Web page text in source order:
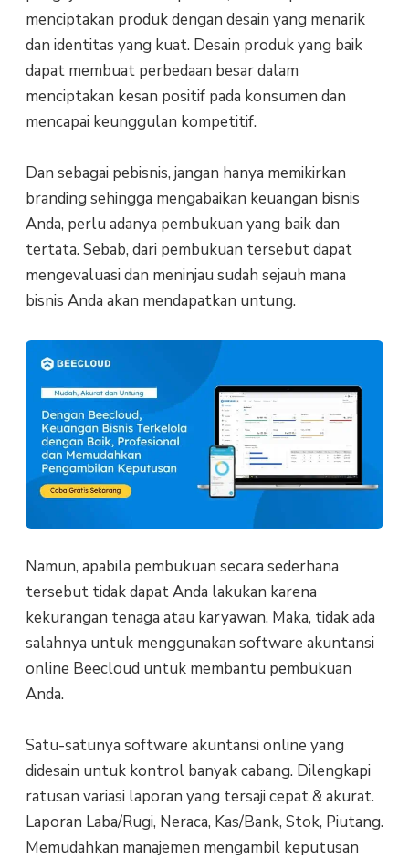
menciptakan produk dengan desain yang menarik
dan identitas yang kuat. Desain produk yang baik
dapat membuat perbedaan besar dalam
menciptakan kesan positif pada konsumen dan
mencapai keunggulan kompetitif.
Dan sebagai pebisnis, jangan hanya memikirkan
branding sehingga mengabaikan keuangan bisnis
Anda, perlu adanya pembukuan yang baik dan
tertata. Sebab, dari pembukuan tersebut dapat
mengevaluasi dan meninjau sudah sejauh mana
bisnis Anda akan mendapatkan untung.
Namun, apabila pembukuan secara sederhana
tersebut tidak dapat Anda lakukan karena
kekurangan tenaga atau karyawan. Maka, tidak ada
salahnya untuk menggunakan software akuntansi
online Beecloud untuk membantu pembukuan
Anda.
Satu-satunya software akuntansi online yang
didesain untuk kontrol banyak cabang. Dilengkapi
ratusan variasi laporan yang tersaji cepat & akurat.
Laporan Laba/Rugi, Neraca, Kas/Bank, Stok, Piutang.
Memudahkan manajemen mengambil keputusan